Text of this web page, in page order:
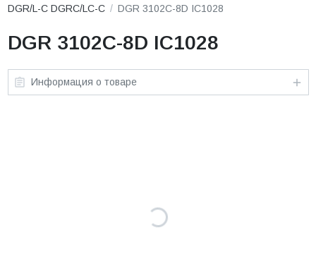
DGR/L-C DGRC/LC-C
DGR 3102C-8D IC1028
DGR 3102C-8D IC1028
Информация о товаре